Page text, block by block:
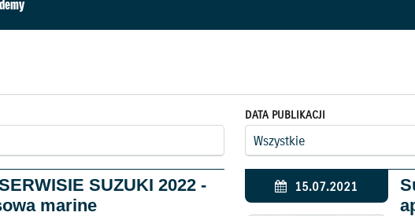
DATA PUBLIKACJI
SUZUKI 2022 -
marine
15.07.2021